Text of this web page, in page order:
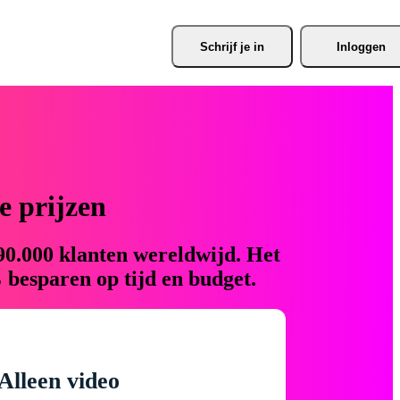
Schrijf je in Inloggen
prijzen
klanten wereldwijd. Het
op tijd en budget.
video